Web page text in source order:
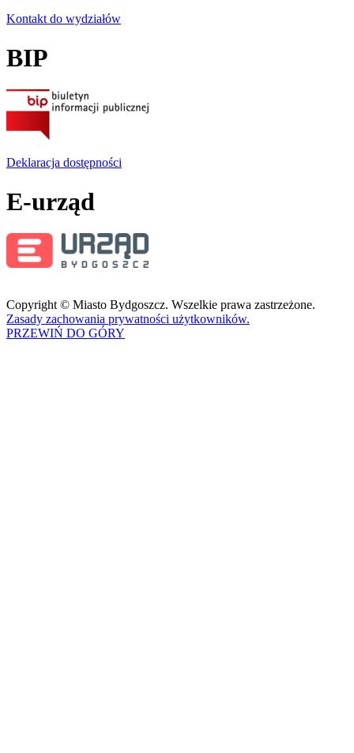
Kontakt do wydziałów
BIP
Deklaracja dostępności
E-urząd
Copyright © Miasto Bydgoszcz. Wszelkie prawa zastrzeżone.
Zasady zachowania prywatności użytkowników.
PRZEWIŃ DO GÓRY